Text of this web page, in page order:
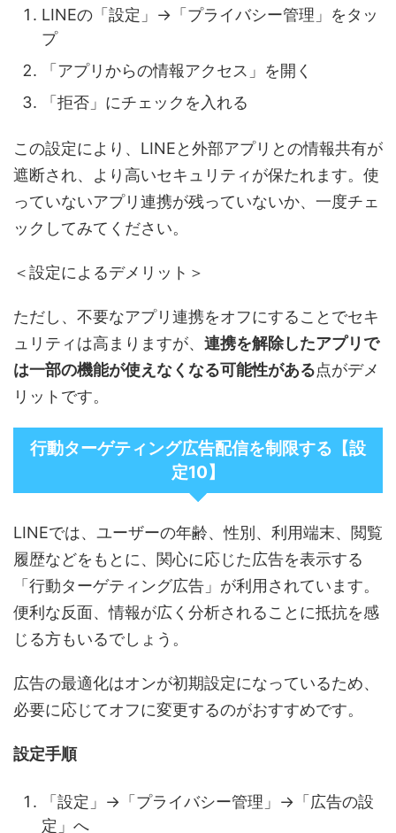
LINEの「設定」→「プライバシー管理」をタッ
プ
「アプリからの情報アクセス」を開く
「拒否」にチェックを入れる
この設定により、LINEと外部アプリとの情報共有が
遮断され、より高いセキュリティが保たれます。使
っていないアプリ連携が残っていないか、一度チェ
ックしてみてください。
＜設定によるデメリット＞
ただし、不要なアプリ連携をオフにすることでセキ
ュリティは高まりますが、 連携を解除したアプリで
は一部の機能が使えなくなる可能性がある点がデメ
リットです。
行動ターゲティング広告配信を制限する【設
定10】
LINEでは、ユーザーの年齢、性別、利用端末、閲覧
履歴などをもとに、関心に応じた広告を表示する
「行動ターゲティング広告」が利用されています。
便利な反面、情報が広く分析されることに抵抗を感
じる方もいるでしょう。
広告の最適化はオンが初期設定になっているため、
必要に応じてオフに変更するのがおすすめです。
設定手順
「設定」→「プライバシー管理」→「広告の設
定」へ